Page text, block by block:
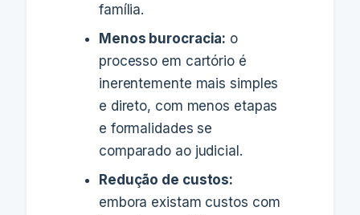
família.
Menos burocracia: o
processo em cartório é
inerentemente mais simples
e direto, com menos etapas
e formalidades se
comparado ao judicial.
Redução de custos:
embora existam custos com